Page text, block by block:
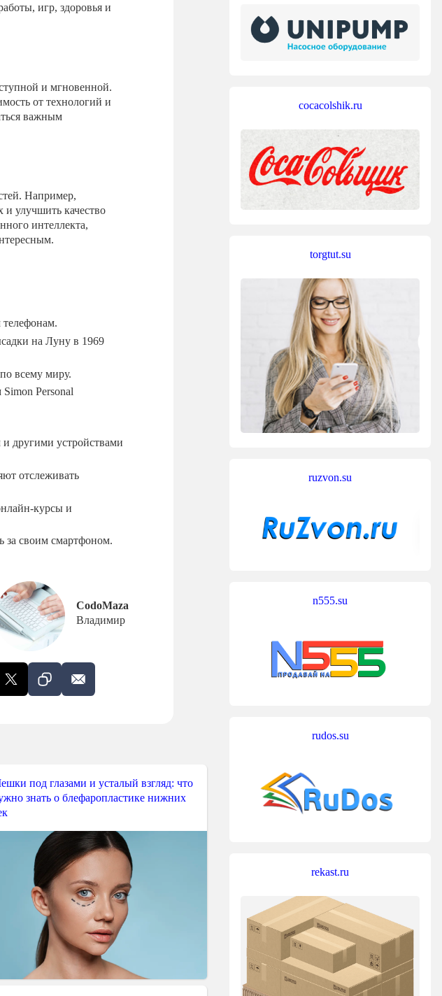
игр, здоровья и
и мгновенной.
от технологий и
важным
Например,
и улучшить качество
интеллекта,
на Луну в 1969
всему миру.
Personal
другими устройствами
отслеживать
курсы и
за своим смартфоном.
CodoMaza
Владимир
под глазами и усталый взгляд: что
знать о блефаропластике нижних
cocacolshik.ru
torgtut.su
ruzvon.su
n555.su
rudos.su
rekast.ru